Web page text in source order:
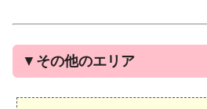
▼ その他のエリア